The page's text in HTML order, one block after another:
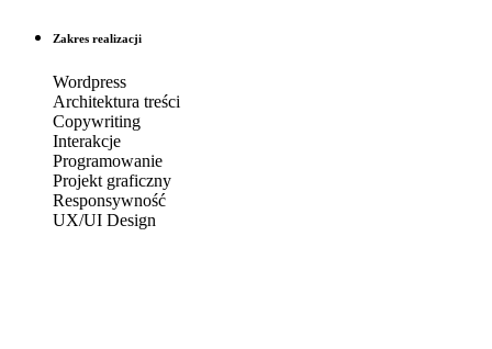
Zakres realizacji
Wordpress
Architektura treści
Copywriting
Interakcje
Programowanie
Projekt graficzny
Responsywność
UX/UI Design